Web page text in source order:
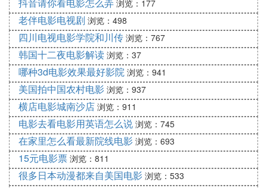
紝瀹嬪悍鏄娿侀儜闆ㄧ洓銆佹潕绉夊绛変富婕旂殑鍔
ㄤ綔鍐掗櫓鍠滃墽銆婂ソ瀹朵紮銆佸潖瀹朵紮銆佹瀹
朵紮銆嬩笂鏄狅紝椹涓滈敗鍦ㄧ墖涓楗版紨鈥淏ear
鈥濅竴瑙掋
2009骞4鏈30鏃ワ紝椹涓滈敗鍙傛紨鐨勭敱閲戞潵娌
呫佷弗姝ｈ姳涓绘紨鐘缃鐢靛奖銆婁粊瀵烘礊涓戦椈
銆嬩笂鏄狅紱7鏈8鏃ワ紝鍙傛紨鐨勭敱姹犲煄銆佹垚
瀹ュ埄銆佹潕鑾炵瓑棰嗚斾富婕擲BS姘存湪杩炵画
鍓с婂悶鍣澶闃炽嬮栨挱銆
2010骞达紝椹涓滈敗鍙傛紨鐢辨煶鎵胯帪鎵у硷紝榛
勬斂姘戙佹煶鎵胯寖銆佸垬娴烽晣涓绘紨鐨勭姱缃鐢
靛奖銆婁笉褰撲氦鏄撱嬨
2011骞达紝椹涓滈敗鍙傛紨鐢辨潈鐩镐綉銆侀儜涓藉
浏览：177
老伴电影电视剧 浏览：498
四川电视电影学院和川传 浏览：767
韩国十二夜电影解读 浏览：37
哪种3d电影效果最好影院 浏览：941
美国拍中国农村电影 浏览：937
横店电影城南沙店 浏览：911
电影去看电影用英语怎么说 浏览：745
在家里怎么看最新院线电影 浏览：693
15元电影票 浏览：811
很多日本动漫都来自美国电影 浏览：533